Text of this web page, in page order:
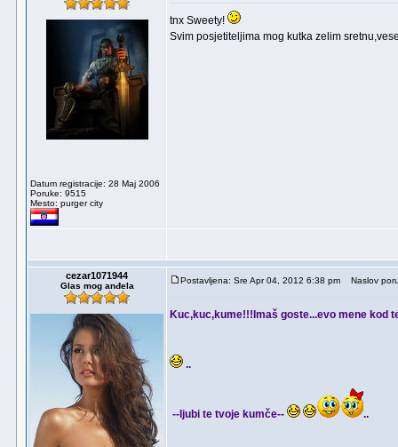
Datum registracije: 28 Maj 2006
Poruke: 9515
Mesto: purger city
tnx Sweety!
Svim posjetiteljima mog kutka zelim
cezar1071944
Glas mog anđela
Postavljena: Sre Apr 04, 2012 6:38 pm Naslov
Kuc,kuc,kume!!!Imaš goste...evo mene kod
..
--ljubi te tvoje kumče-- ..